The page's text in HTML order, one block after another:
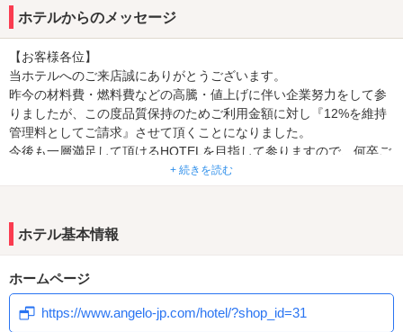
ホテルからのメッセージ
【お客様各位】
当ホテルへのご来店誠にありがとうございます。
昨今の材料費・燃料費などの高騰・値上げに伴い企業努力をして参
りましたが、この度品質保持のためご利用金額に対し『12%を維持
管理料としてご請求』させて頂くことになりました。
今後も一層満足して頂けるHOTELを目指して参りますので、何卒ご
理解・ご協力を賜りますようお願い申し上げます。
『全室達成』を達成されましたら、1,000円割引券20枚！合計
20,000円分プレゼント！
成されましたら、1,000円割引券15枚！合計15,000円分プレゼン
+ 続きを読む
ホテル基本情報
ホームページ
https://www.angelo-jp.com/hotel/?shop_id=31